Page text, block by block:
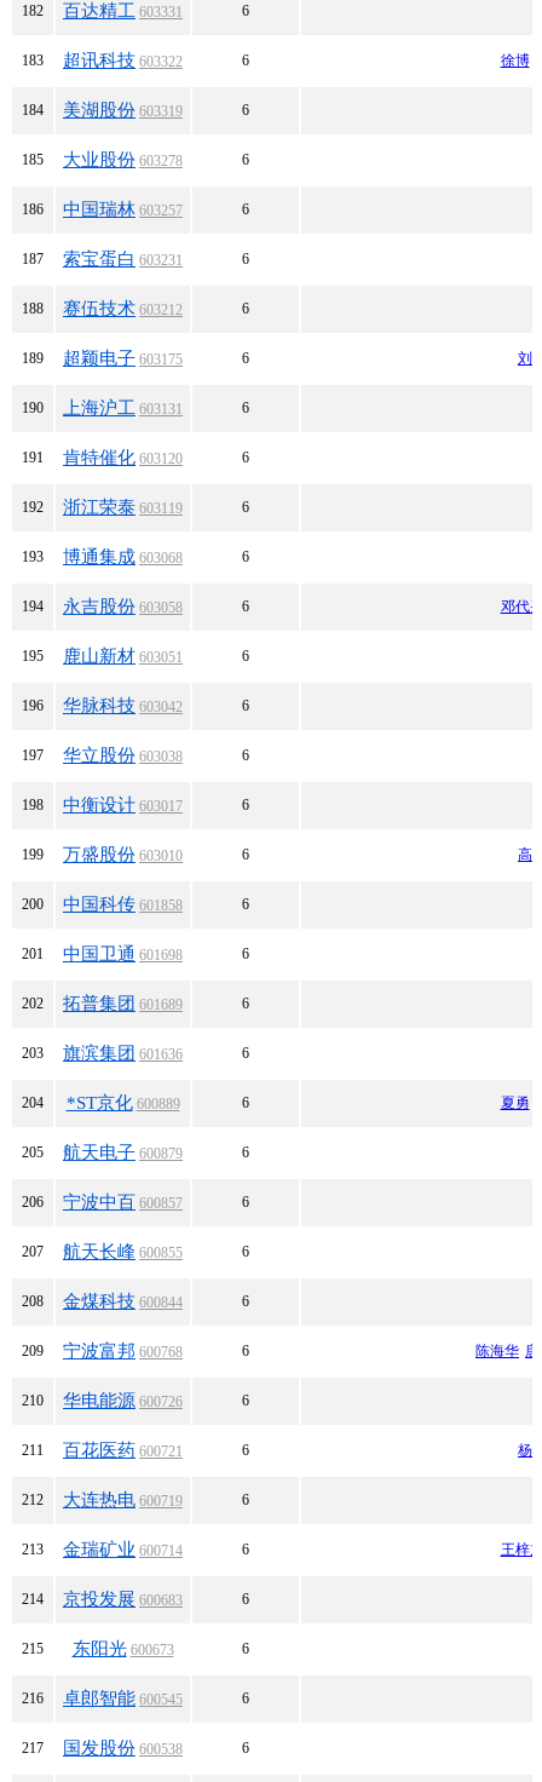
182 百达精工 603331 6
183 超讯科技 603322 6 徐博
184 美湖股份 603319 6
185 大业股份 603278 6
186 中国瑞林 603257 6
187 索宝蛋白 603231 6
188 赛伍技术 603212 6
189 超颖电子 603175 6 刘
190 上海沪工 603131 6
191 肯特催化 603120 6
192 浙江荣泰 603119 6
193 博通集成 603068 6
194 永吉股份 603058 6 邓代
195 鹿山新材 603051 6
196 华脉科技 603042 6
197 华立股份 603038 6
198 中衡设计 603017 6
199 万盛股份 603010 6 高
200 中国科传 601858 6
201 中国卫通 601698 6
202 拓普集团 601689 6
203 旗滨集团 601636 6
204 *ST京化 600889 6 夏勇
205 航天电子 600879 6
206 宁波中百 600857 6
207 航天长峰 600855 6
208 金煤科技 600844 6
209 宁波富邦 600768 6 陈海华
210 华电能源 600726 6
211 百花医药 600721 6 杨
212 大连热电 600719 6
213 金瑞矿业 600714 6 王梓
214 京投发展 600683 6
215 东阳光 600673 6
216 卓郎智能 600545 6
217 国发股份 600538 6